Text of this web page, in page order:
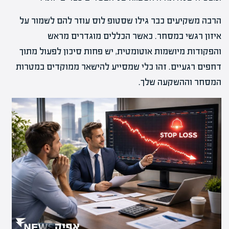
הרבה משקיעים כבר גילו שסטופ לוס עוזר להם לשמור על
איזון רגשי במסחר. כאשר הכללים מוגדרים מראש
והפקודות מיושמות אוטומטית, יש פחות סיכון לפעול מתוך
דחפים רגעיים. זהו כלי שמסייע להישאר ממוקדים במטרות
המסחר וההשקעה שלך.